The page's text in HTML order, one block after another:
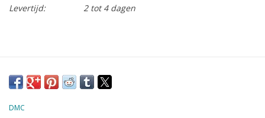
Levertijd:
2 tot 4 dagen
DMC